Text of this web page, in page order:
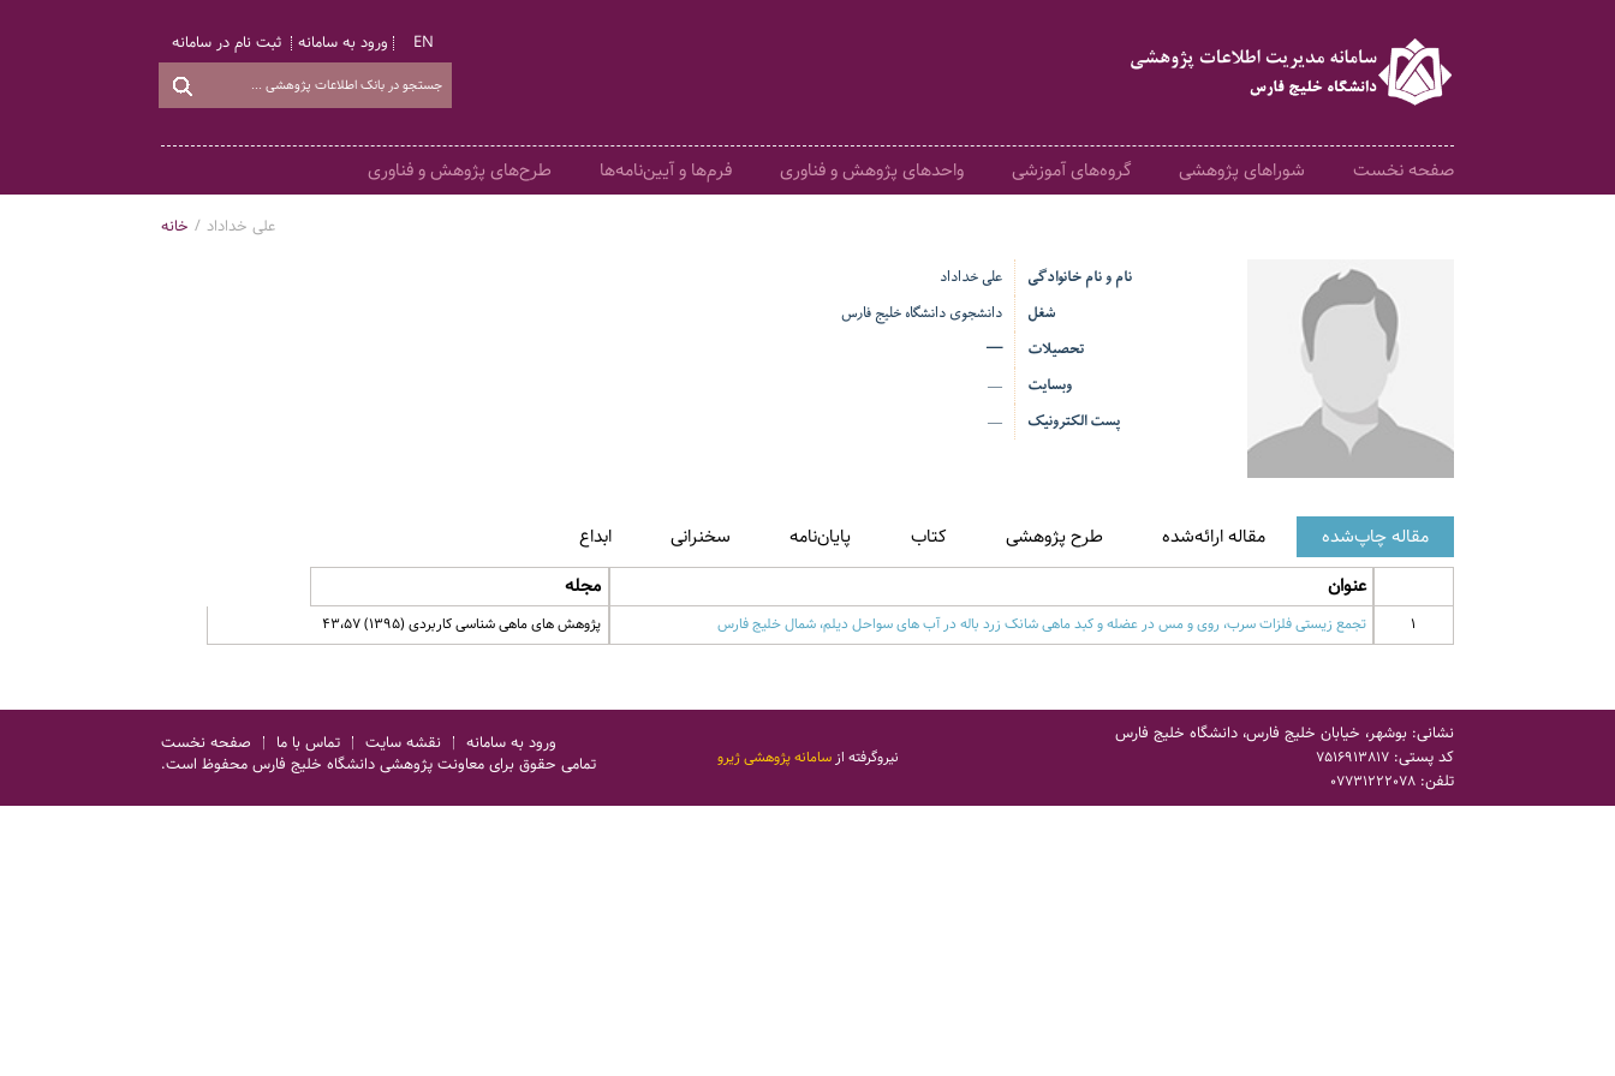
ثبت نام در سامانه ورود به سامانه EN
صفحه نخست شوراهای پژوهشی گروه‌های آموزشی واحدهای پژوهش و فناوری فرم‌ها و آیین‌نامه‌ها طرح‌های پژوهش و فناوری
خانه / علی خداداد
نام و نام خانوادگی
علی خداداد
شغل
دانشجوی دانشگاه خلیج فارس
تحصیلات
—
وبسایت
—
پست الکترونیک —
مقاله چاپ‌شده مقاله ارائه‌شده طرح پژوهشی کتاب پایان‌نامه سخنرانی
ابداع
عنوان
مجله
1 تجمع زیستی فلزات سرب، روی و مس در عضله و کبد ماهی شانک زرد باله در آب های سواحل دیلم، شمال خلیج فارس پژوهش های ماهی شناسی کاربردی (1395) 43،57
نشانی: بوشهر، خیابان خلیج فارس، دانشگاه خلیج فارس
کد پستی:7516913817
تلفن:07731222078
نیروگرفته ازسامانه پژوهشی ژیرو
صفحه نخست تماس با ما نقشه سایت
ورود به سامانه
تمامی حقوق برای معاونت پژوهشی دانشگاه خلیج فارس محفوظ است.